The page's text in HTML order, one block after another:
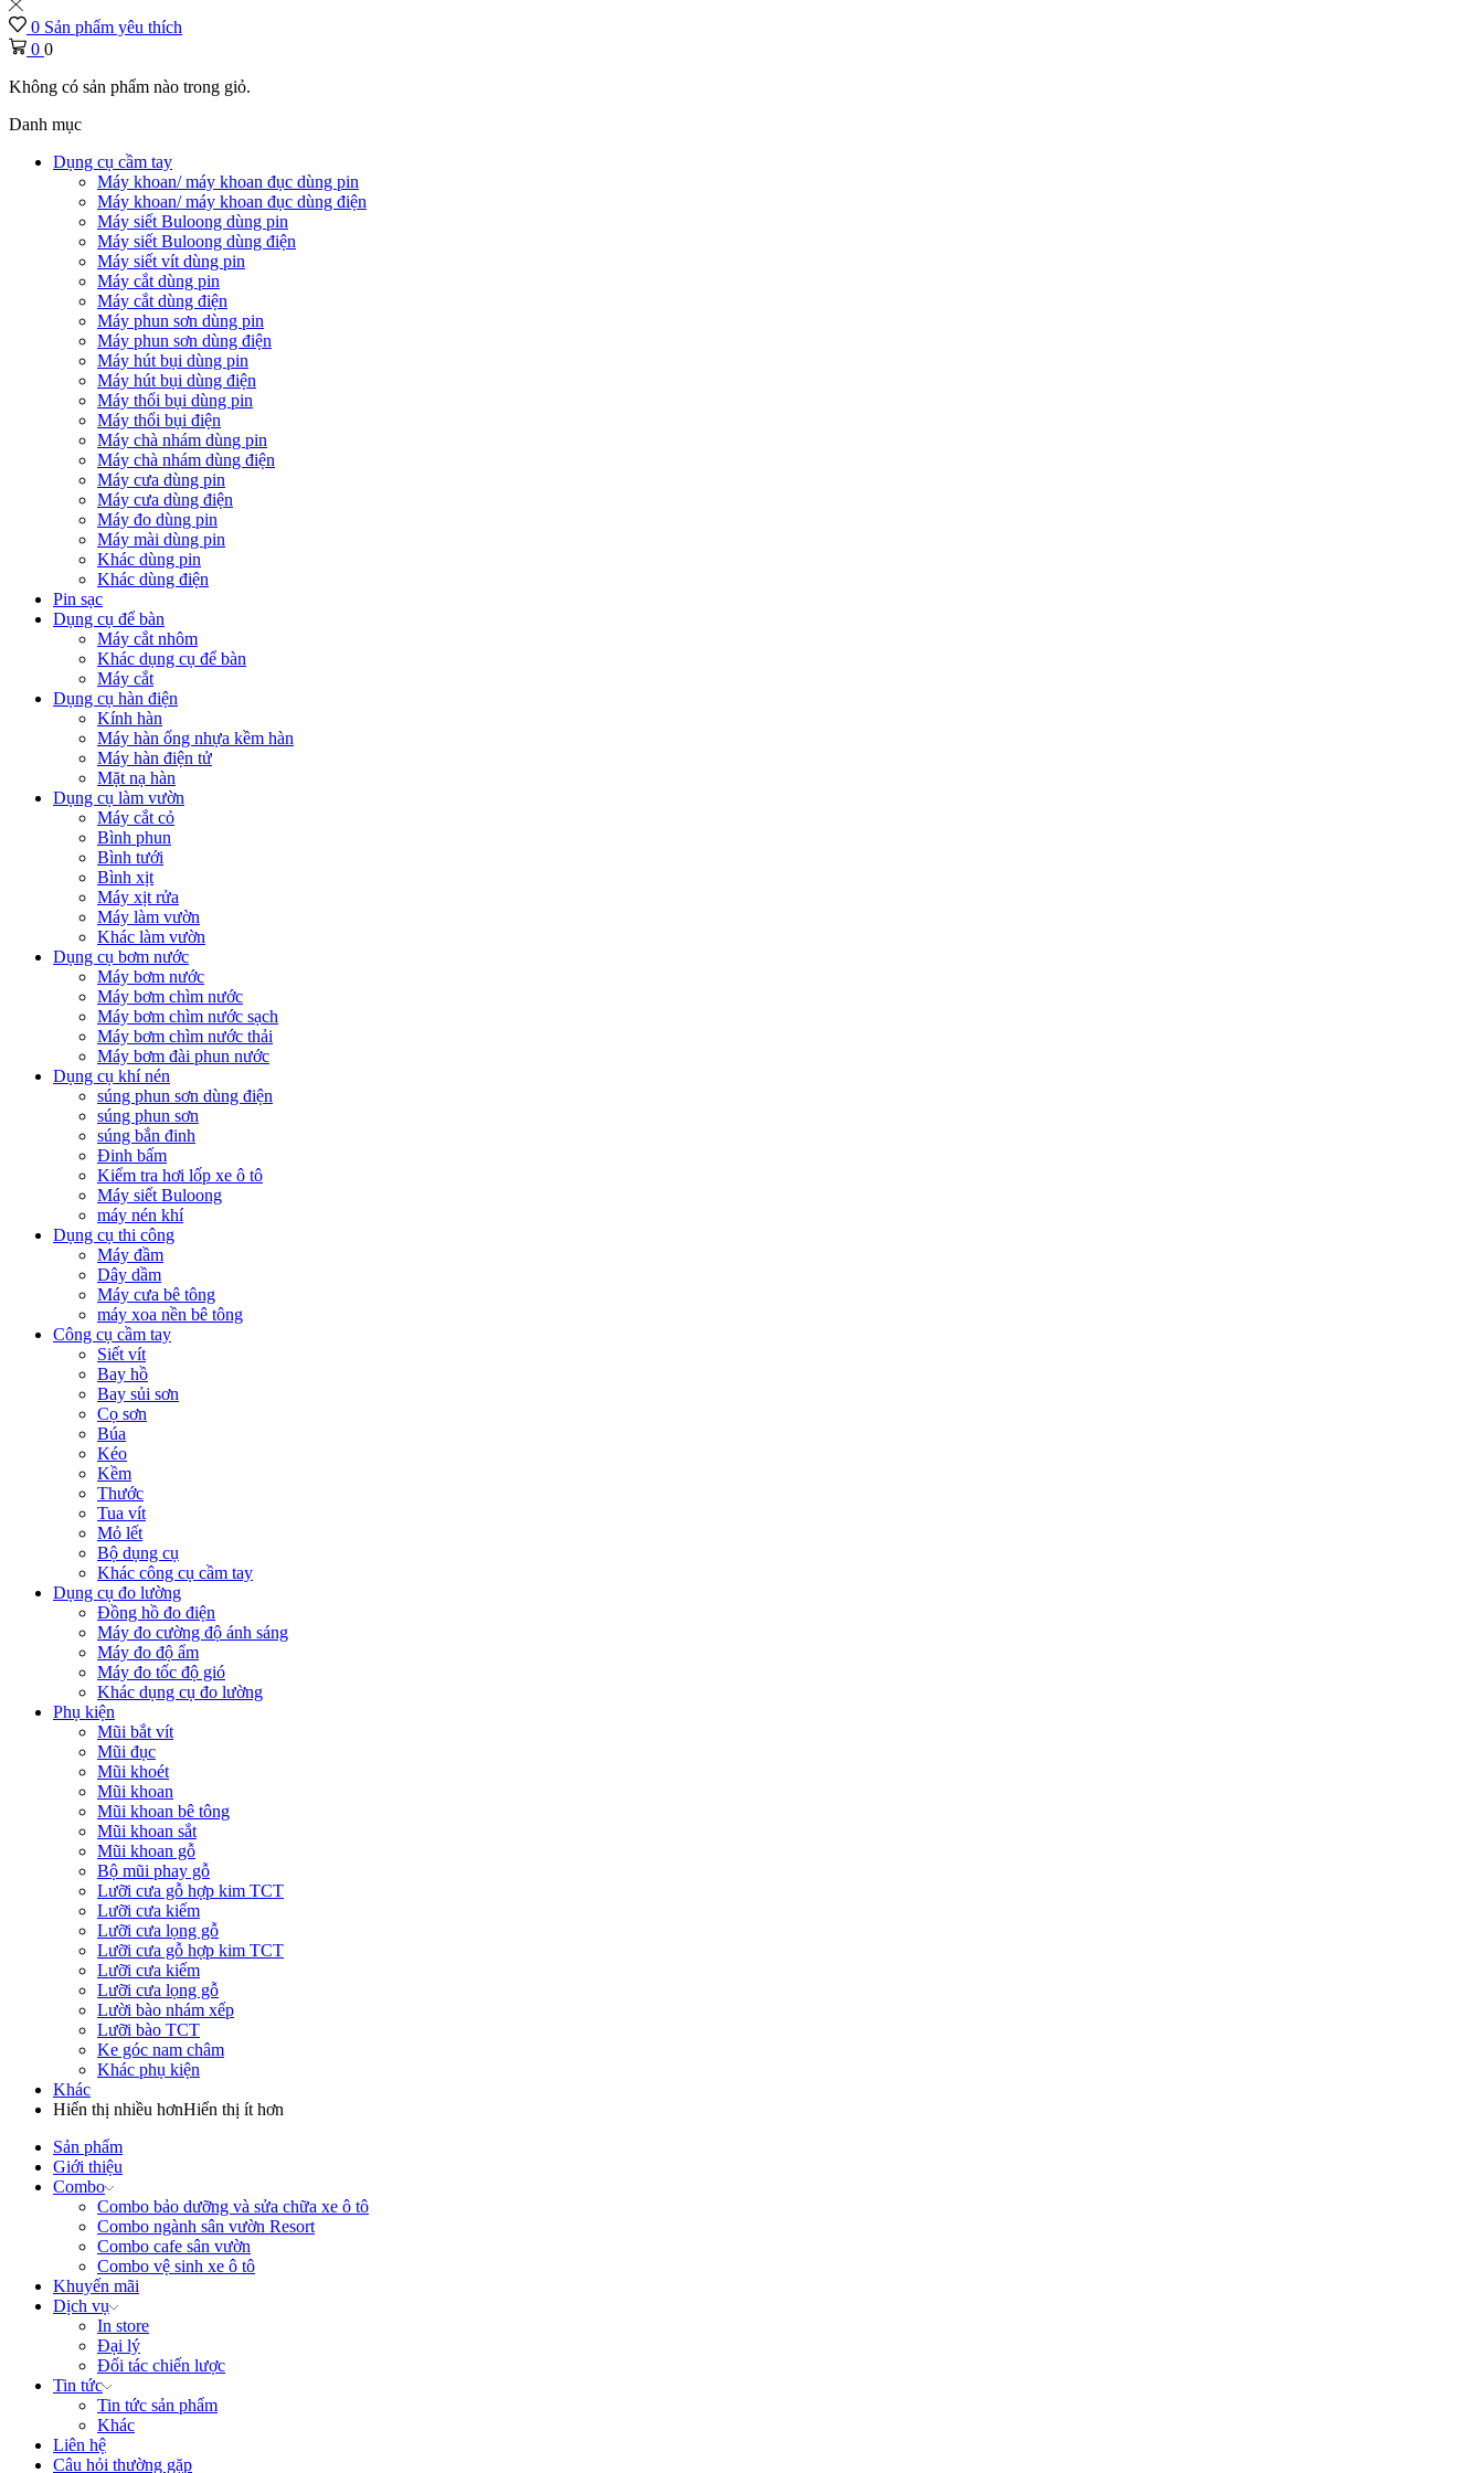
0 Sản phẩm yêu thích
0 0
Không có sản phẩm nào trong giỏ.
Danh mục
Dụng cụ cầm tay
Máy khoan/ máy khoan đục dùng pin
Máy khoan/ máy khoan đục dùng điện
Máy siết Buloong dùng pin
Máy siết Buloong dùng điện
Máy siết vít dùng pin
Máy cắt dùng pin
Máy cắt dùng điện
Máy phun sơn dùng pin
Máy phun sơn dùng điện
Máy hút bụi dùng pin
Máy hút bụi dùng điện
Máy thổi bụi dùng pin
Máy thổi bụi điện
Máy chà nhám dùng pin
Máy chà nhám dùng điện
Máy cưa dùng pin
Máy cưa dùng điện
Máy đo dùng pin
Máy mài dùng pin
Khác dùng pin
Khác dùng điện
Pin sạc
Dụng cụ để bàn
Máy cắt nhôm
Khác dụng cụ để bàn
Máy cắt
Dụng cụ hàn điện
Kính hàn
Máy hàn ống nhựa kềm hàn
Máy hàn điện tử
Mặt nạ hàn
Dụng cụ làm vườn
Máy cắt cỏ
Bình phun
Bình tưới
Bình xịt
Máy xịt rửa
Máy làm vườn
Khác làm vườn
Dụng cụ bơm nước
Máy bơm nước
Máy bơm chìm nước
Máy bơm chìm nước sạch
Máy bơm chìm nước thải
Máy bơm đài phun nước
Dụng cụ khí nén
súng phun sơn dùng điện
súng phun sơn
súng bắn đinh
Đinh bấm
Kiểm tra hơi lốp xe ô tô
Máy siết Buloong
máy nén khí
Dụng cụ thi công
Máy đầm
Dây dầm
Máy cưa bê tông
máy xoa nền bê tông
Công cụ cầm tay
Siết vít
Bay hồ
Bay sủi sơn
Cọ sơn
Búa
Kéo
Kềm
Thước
Tua vít
Mỏ lết
Bộ dụng cụ
Khác công cụ cầm tay
Dụng cụ đo lường
Đồng hồ đo điện
Máy đo cường độ ánh sáng
Máy đo độ ẩm
Máy đo tốc độ gió
Khác dụng cụ đo lường
Phụ kiện
Mũi bắt vít
Mũi đục
Mũi khoét
Mũi khoan
Mũi khoan bê tông
Mũi khoan sắt
Mũi khoan gỗ
Bộ mũi phay gỗ
Lưỡi cưa gỗ hợp kim TCT
Lưỡi cưa kiếm
Lưỡi cưa lọng gỗ
Lưỡi cưa gỗ hợp kim TCT
Lưỡi cưa kiếm
Lưỡi cưa lọng gỗ
Lười bào nhám xếp
Lưỡi bào TCT
Ke góc nam châm
Khác phụ kiện
Khác
Hiển thị nhiều hơnHiển thị ít hơn
Sản phẩm
Giới thiệu
Combo
Combo bảo dưỡng và sửa chữa xe ô tô
Combo ngành sân vườn Resort
Combo cafe sân vườn
Combo vệ sinh xe ô tô
Khuyến mãi
Dịch vụ
In store
Đại lý
Đối tác chiến lược
Tin tức
Tin tức sản phẩm
Khác
Liên hệ
Câu hỏi thường gặp